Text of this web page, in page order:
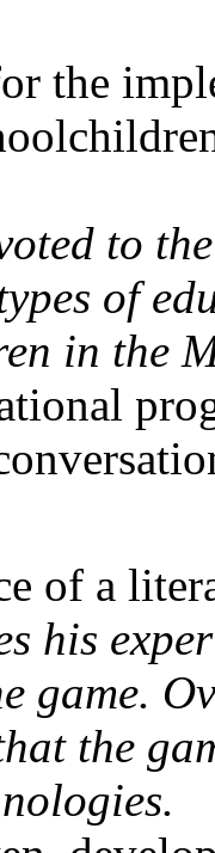
the
to
of
in the
of a
his
game.
the